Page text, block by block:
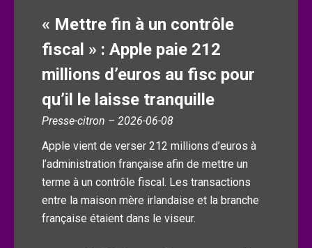
« Mettre fin à un contrôle
fiscal » : Apple paie 212
millions d’euros au fisc pour
qu’il le laisse tranquille
Presse-citron – 2026-06-08
Apple vient de verser 212 millions d’euros à
l’administration française afin de mettre un
terme à un contrôle fiscal. Les transactions
entre la maison mère irlandaise et la branche
française étaient dans le viseur.